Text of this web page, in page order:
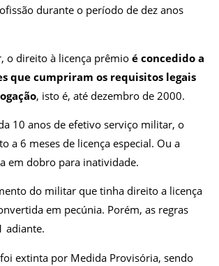
durante o período de dez anos
o direito à licença prêmio é concedido a
que cumpriram os requisitos legais
, isto é, até dezembro de 2000.
10 anos de efetivo serviço militar, o
a 6 meses de licença especial. Ou a
em dobro para inatividade.
do militar que tinha direito a licença
em pecúnia. Porém, as regras
adiante.
extinta por Medida Provisória, sendo